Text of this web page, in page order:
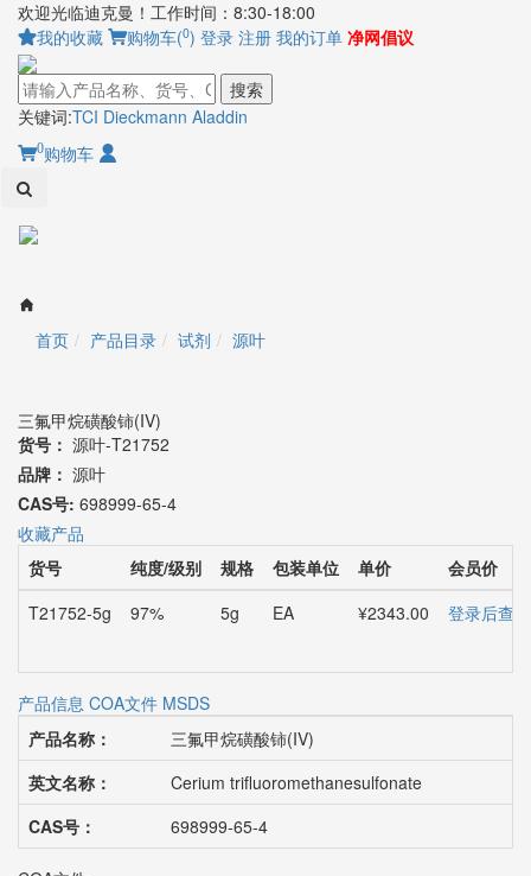
欢迎光临迪克曼！工作时间：8:30-18:00
我的收藏
购物车(0) 登录 注册 我的订单 净网倡议
搜索
关键词:TCI Dieckmann Aladdin
0购物车
首页 产品目录 试剂 源叶
三氟甲烷磺酸铈(IV)
货号： 源叶-T21752
品牌： 源叶
CAS号: 698999-65-4
收藏产品
货号
纯度/级别 规格 包装单位 单价
会员价
T21752-5g
97% 5g EA ¥2343.00 登录后查看
产品信息 COA文件 MSDS
产品名称：
三氟甲烷磺酸铈(IV)
英文名称：
Cerium trifluoromethanesulfonate
CAS号：
698999-65-4